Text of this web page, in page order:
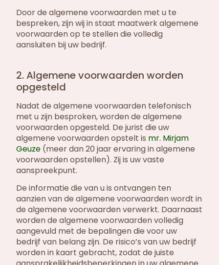
Door de algemene voorwaarden met u te
bespreken, zijn wij in staat maatwerk algemene
voorwaarden op te stellen die volledig
aansluiten bij uw bedrijf.
2. Algemene voorwaarden worden
opgesteld
Nadat de algemene voorwaarden telefonisch
met u zijn besproken, worden de algemene
voorwaarden opgesteld. De jurist die uw
algemene voorwaarden opstelt is mr. Mirjam
Geuze (meer dan 20 jaar ervaring in algemene
voorwaarden opstellen). Zij is uw vaste
aanspreekpunt.
De informatie die van u is ontvangen ten
aanzien van de algemene voorwaarden wordt in
de algemene voorwaarden verwerkt. Daarnaast
worden de algemene voorwaarden volledig
aangevuld met de bepalingen die voor uw
bedrijf van belang zijn. De risico’s van uw bedrijf
worden in kaart gebracht, zodat de juiste